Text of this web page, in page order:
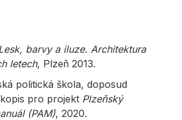
barvy a iluze. Architektura
letech, Plzeň 2013.
politická škola, doposud
pro projekt Plzeňský
(PAM), 2020.